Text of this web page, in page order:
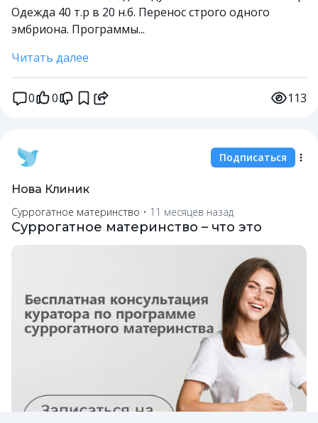
Одежда 40 т.р в 20 н.б. Перенос строго одного
эмбриона. Программы...
Читать далее
0 0 113
Нова Клиник
Подписаться
Суррогатное материнство • 11 месяцев назад
Суррогатное материнство – что это